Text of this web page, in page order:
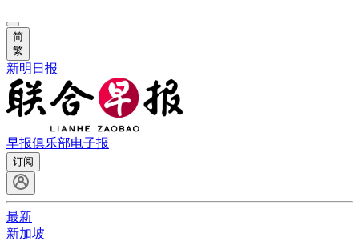
简
繁
新明日报
早报俱乐部电子报
订阅
最新
新加坡